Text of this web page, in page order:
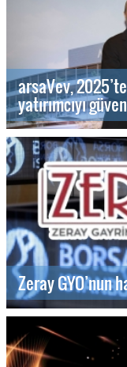
arsaVev,
yatırımcıyı
Zeray GYO’nun